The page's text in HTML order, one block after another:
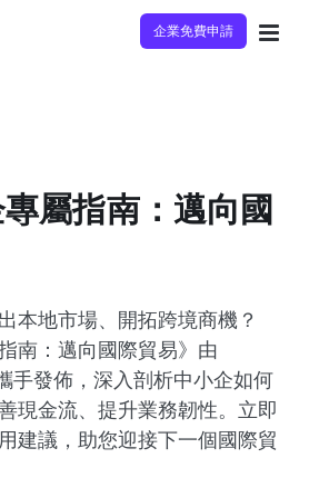
企業免費申請
屬指南：邁向國
本地市場、開拓跨境商機？
南：邁向國際貿易》由
手發佈，深入剖析中小企如何
現金流、提升業務韌性。立即
建議，助您迎接下一個國際貿